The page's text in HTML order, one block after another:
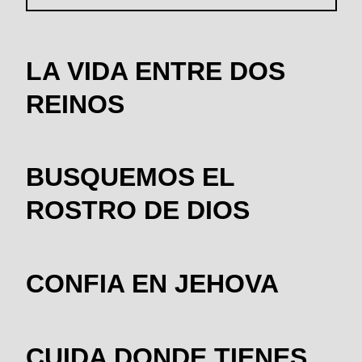
LA VIDA ENTRE DOS
REINOS
BUSQUEMOS EL
ROSTRO DE DIOS
CONFIA EN JEHOVA